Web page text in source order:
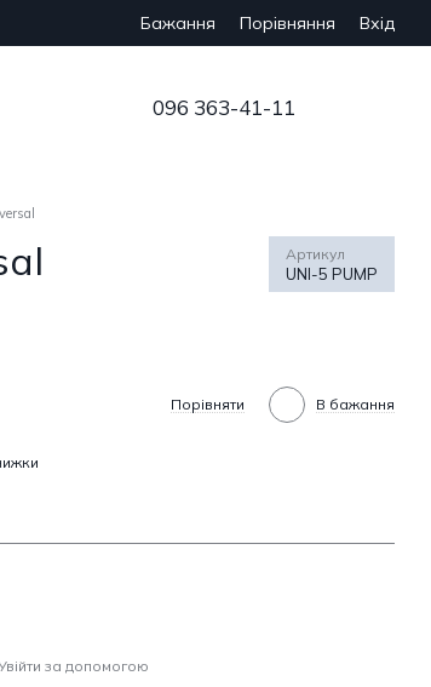
Бажання Порівняння Вхід
096 363-41-11
Артикул
UNI-5 PUMP
Порівняти В бажання
за допомогою